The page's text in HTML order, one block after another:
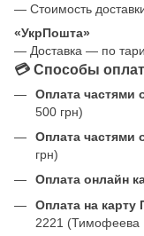
— Стоимость
«УкрПошта»
— Доставка — по
💳 Способы
Оплата частями
500 грн)
Оплата частями
грн)
Оплата онлайн
Оплата на карту
2221 (Тимофеева